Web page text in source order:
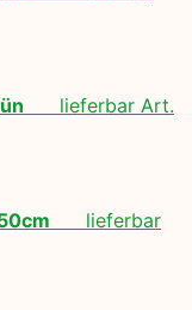
lieferbar Art.
lieferbar